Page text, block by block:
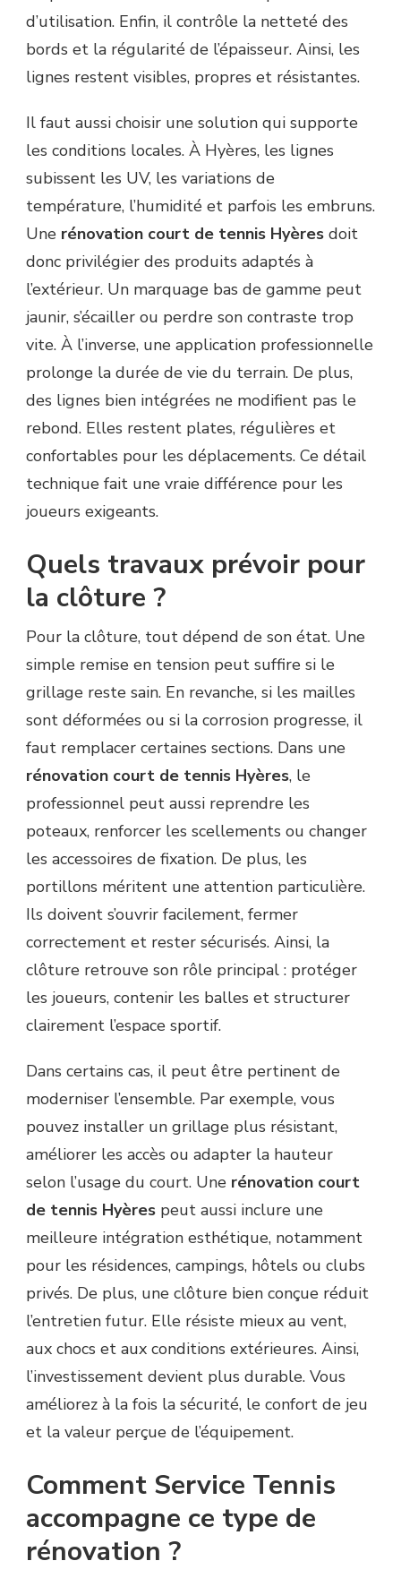
d’utilisation. Enfin, il contrôle la netteté des
bords et la régularité de l’épaisseur. Ainsi, les
lignes restent visibles, propres et résistantes.
Il faut aussi choisir une solution qui supporte
les conditions locales. À Hyères, les lignes
subissent les UV, les variations de
température, l’humidité et parfois les embruns.
Une rénovation court de tennis Hyères doit
donc privilégier des produits adaptés à
l’extérieur. Un marquage bas de gamme peut
jaunir, s’écailler ou perdre son contraste trop
vite. À l’inverse, une application professionnelle
prolonge la durée de vie du terrain. De plus,
des lignes bien intégrées ne modifient pas le
rebond. Elles restent plates, régulières et
confortables pour les déplacements. Ce détail
technique fait une vraie différence pour les
joueurs exigeants.
Quels travaux prévoir pour
la clôture ?
Pour la clôture, tout dépend de son état. Une
simple remise en tension peut suffire si le
grillage reste sain. En revanche, si les mailles
sont déformées ou si la corrosion progresse, il
faut remplacer certaines sections. Dans une
rénovation court de tennis Hyères, le
professionnel peut aussi reprendre les
poteaux, renforcer les scellements ou changer
les accessoires de fixation. De plus, les
portillons méritent une attention particulière.
Ils doivent s’ouvrir facilement, fermer
correctement et rester sécurisés. Ainsi, la
clôture retrouve son rôle principal : protéger
les joueurs, contenir les balles et structurer
clairement l’espace sportif.
Dans certains cas, il peut être pertinent de
moderniser l’ensemble. Par exemple, vous
pouvez installer un grillage plus résistant,
améliorer les accès ou adapter la hauteur
selon l’usage du court. Une rénovation court
de tennis Hyères peut aussi inclure une
meilleure intégration esthétique, notamment
pour les résidences, campings, hôtels ou clubs
privés. De plus, une clôture bien conçue réduit
l’entretien futur. Elle résiste mieux au vent,
aux chocs et aux conditions extérieures. Ainsi,
l’investissement devient plus durable. Vous
améliorez à la fois la sécurité, le confort de jeu
et la valeur perçue de l’équipement.
Comment Service Tennis
accompagne ce type de
rénovation ?